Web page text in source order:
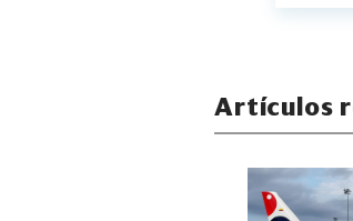
Artículos